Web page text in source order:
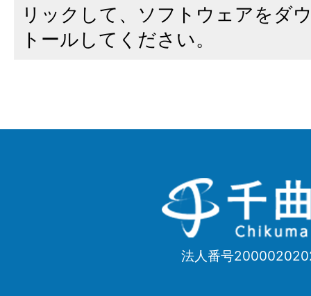
リックして、ソフトウェアをダ
トールしてください。
千
曲
Chikuma
法人番号